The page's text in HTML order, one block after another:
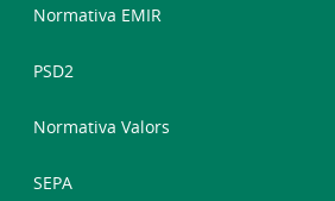
Normativa EMIR
PSD2
Normativa Valors
SEPA